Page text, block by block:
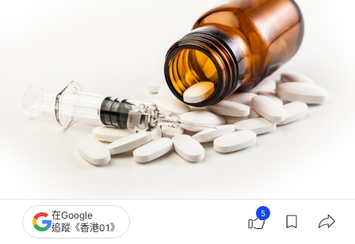
楊凱文醫生指，大部份病人在抗凝血藥物治療下可以溶解百分之八十的血栓。
（GettyImages）
在Google
追蹤《香港01》
5